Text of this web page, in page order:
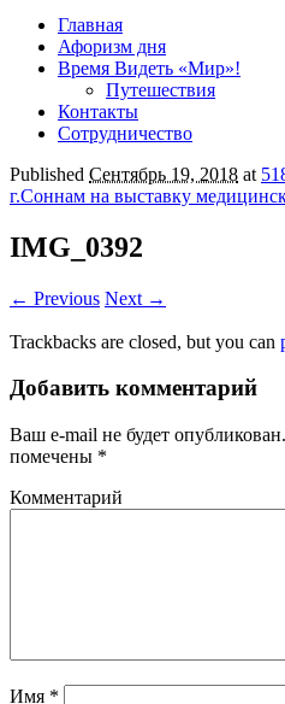
Главная
Афоризм дня
Время Видеть «Мир»!
Путешествия
Контакты
Сотрудничество
Published Сентябрь 19, 2018 at
г.Соннам на выставку
IMG_0392
← Previous Next →
Trackbacks are closed, but you can
Добавить комментарий
Ваш e-mail не будет опубликован.
помечены *
Комментарий
Имя *